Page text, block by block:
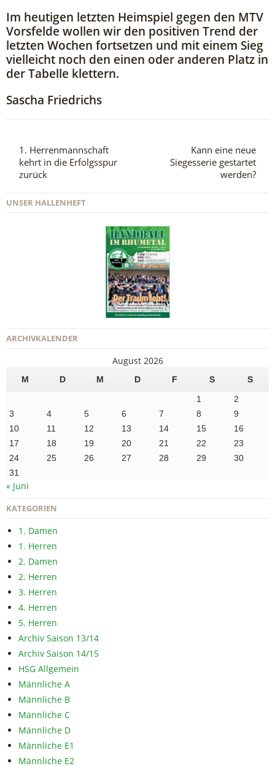
Im heutigen letzten Heimspiel gegen den MTV
Vorsfelde wollen wir den positiven Trend der
letzten Wochen fortsetzen und mit einem Sieg
vielleicht noch den einen oder anderen Platz in
der Tabelle klettern.
Sascha Friedrichs
1. Herrenmannschaft
kehrt in die Erfolgsspur
zurück
Kann eine neue
Siegesserie gestartet
werden?
UNSER HALLENHEFT
ARCHIVKALENDER
August 2026
M D M D F S
S
1
2
3
4 5 6 7 8
9
10
11 12 13 14 15
16
17
18 19 20 21 22
23
24
25 26 27 28 29
30
31
« Juni
KATEGORIEN
1. Damen
1. Herren
2. Damen
2. Herren
3. Herren
4. Herren
5. Herren
Archiv Saison 13/14
Archiv Saison 14/15
HSG Allgemein
Männliche A
Männliche B
Männliche C
Männliche D
Männliche E1
Männliche E2